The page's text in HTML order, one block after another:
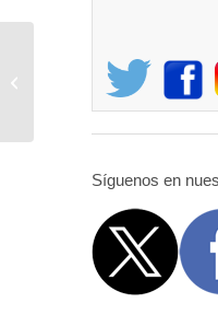
Síguenos en
Agenda Deportiva fin de
semana (1 y 2 de